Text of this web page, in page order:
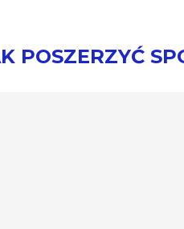
POSZERZYĆ